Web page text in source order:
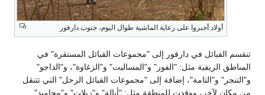
أولاد أجبروا على رعاية الماشية طوال اليوم، جنوب دارفور
تنقسم القبائل في دارفور إلى "مجموعات القبائل المستقرة" في
المناطق الريفية مثل: "الفور" و"المساليت" و"الزغاوة"، و"الداجو"
و"التنجر" و"التامة"، إضافة إلى "مجموعات القبائل الرحل" التي تتنقل
من مكان لآخر، ووفدت للمنطقة مثل: "أبالة" و"زيلات" و"محاميد"